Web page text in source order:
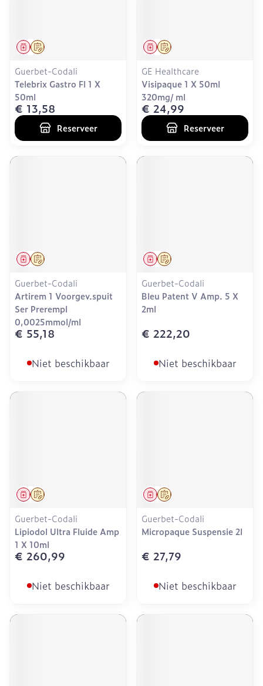
Op voorschrift
Geneesmiddel
Guerbet-Codali
Telebrix Gastro Fl 1 X
50ml
€ 13,58
Reserveer
Op voorschrift
Geneesmiddel
GE Healthcare
Visipaque 1 X 50ml
320mg/ ml
€ 24,99
Reserveer
Op voorschrift
Geneesmiddel
Guerbet-Codali
Artirem 1 Voorgev.spuit
Ser Prerempl
0,0025mmol/ml
€ 55,18
Niet beschikbaar
Op voorschrift
Geneesmiddel
Guerbet-Codali
Bleu Patent V Amp. 5 X
2ml
€ 222,20
Niet beschikbaar
Op voorschrift
Geneesmiddel
Guerbet-Codali
Lipiodol Ultra Fluide Amp
1 X 10ml
€ 260,99
Niet beschikbaar
Op voorschrift
Geneesmiddel
Guerbet-Codali
Micropaque Suspensie 2l
€ 27,79
Niet beschikbaar